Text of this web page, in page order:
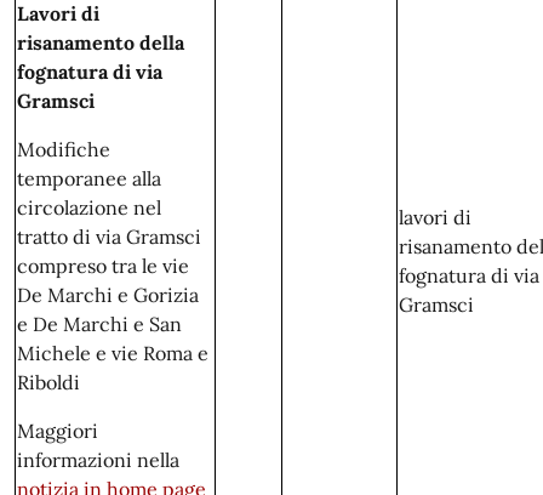
Lavori di
risanamento della
fognatura di via
Gramsci
Modifiche
temporanee alla
circolazione nel
tratto di via Gramsci
compreso tra le vie
De Marchi e Gorizia
e De Marchi e San
Michele e vie Roma e
Riboldi
Maggiori
informazioni nella
notizia in home page
lavori di
risanamento
fognatura di via
Gramsci